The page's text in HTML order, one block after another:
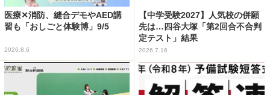
医療✕消防、縫合デモやAED講
習も「おしごと体験博」9/5
2026.8.6
【中学受験2027】人気校の併願
先は…四谷大塚「第2回合不合判
定テスト」結果
2026.7.16